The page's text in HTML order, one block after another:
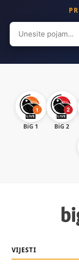
Search
for:
BiG 1 BiG 2
VIJESTI